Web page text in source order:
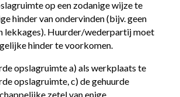
op een zodanige wijze te
hinder van ondervinden (bijv. geen
lekkages). Huurder/wederpartij moet
hinder te voorkomen.
opslagruimte a) als werkplaats te
opslagruimte, c) de gehuurde
zetel van enige